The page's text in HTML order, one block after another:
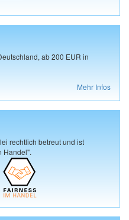
ab 200 EUR in
Mehr Infos
rechtlich betreut und ist
Handel".